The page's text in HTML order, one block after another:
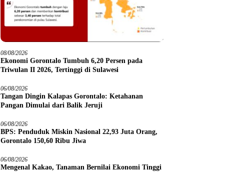
08/08/2026
Ekonomi Gorontalo Tumbuh 6,20 Persen pada
Triwulan II 2026, Tertinggi di Sulawesi
06/08/2026
Tangan Dingin Kalapas Gorontalo: Ketahanan
Pangan Dimulai dari Balik Jeruji
06/08/2026
BPS: Penduduk Miskin Nasional 22,93 Juta Orang,
Gorontalo 150,60 Ribu Jiwa
06/08/2026
Mengenal Kakao, Tanaman Bernilai Ekonomi Tinggi